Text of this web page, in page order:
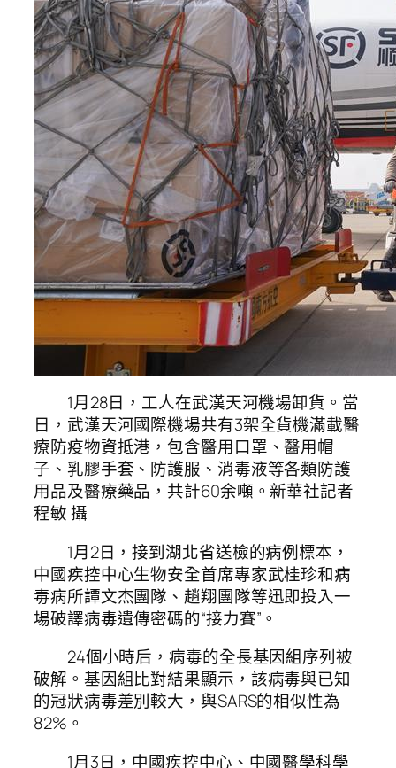
1月28日，工人在武漢天河機場卸貨。當
日，武漢天河國際機場共有3架全貨機滿載醫
療防疫物資抵港，包含醫用口罩、醫用帽
子、乳膠手套、防護服、消毒液等各類防護
用品及醫療藥品，共計60余噸。新華社記者
程敏 攝
1月2日，接到湖北省送檢的病例標本，
中國疾控中心生物安全首席專家武桂珍和病
毒病所譚文杰團隊、趙翔團隊等迅即投入一
場破譯病毒遺傳密碼的“接力賽”。
24個小時后，病毒的全長基因組序列被
破解。基因組比對結果顯示，該病毒與已知
的冠狀病毒差別較大，與SARS的相似性為
82%。
1月3日，中國疾控中心、中國醫學科學